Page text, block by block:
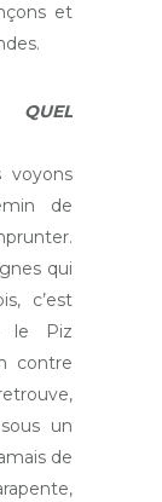
et
voyons
de
qui
c’est
le Piz
contre
un
de